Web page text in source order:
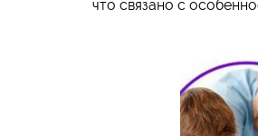
что связано с